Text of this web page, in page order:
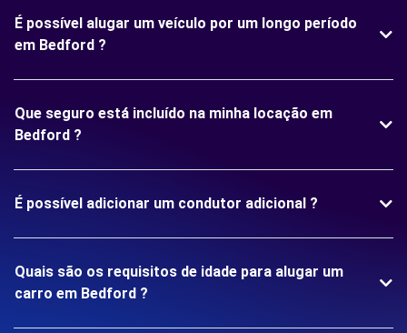
É possível alugar um veículo por um longo período
em Bedford ?
Que seguro está incluído na minha locação em
Bedford ?
É possível adicionar um condutor adicional ?
Quais são os requisitos de idade para alugar um
carro em Bedford ?